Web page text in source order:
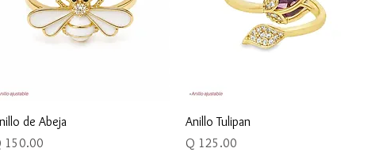
Vista rápida
de Abeja
150.00
Vista rápida
Anillo Tulipan
Precio
Q 125.00